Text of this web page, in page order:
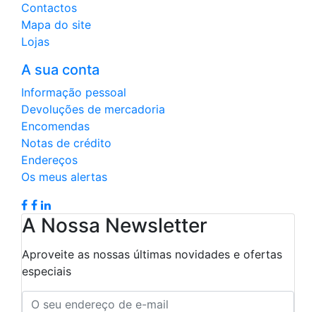
Contactos
Mapa do site
Lojas
A sua conta
Informação pessoal
Devoluções de mercadoria
Encomendas
Notas de crédito
Endereços
Os meus alertas
A Nossa Newsletter
Aproveite as nossas últimas novidades e ofertas
especiais